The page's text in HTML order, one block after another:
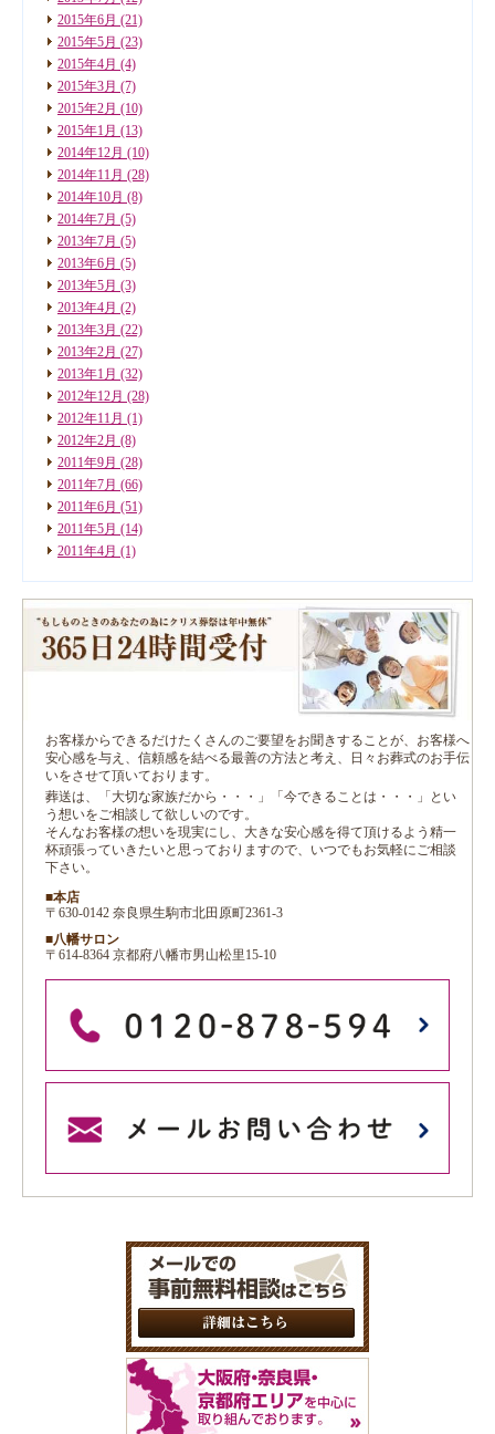
2015年6月 (21)
2015年5月 (23)
2015年4月 (4)
2015年3月 (7)
2015年2月 (10)
2015年1月 (13)
2014年12月 (10)
2014年11月 (28)
2014年10月 (8)
2014年7月 (5)
2013年7月 (5)
2013年6月 (5)
2013年5月 (3)
2013年4月 (2)
2013年3月 (22)
2013年2月 (27)
2013年1月 (32)
2012年12月 (28)
2012年11月 (1)
2012年2月 (8)
2011年9月 (28)
2011年7月 (66)
2011年6月 (51)
2011年5月 (14)
2011年4月 (1)
お客様からできるだけたくさんのご要望をお聞きすることが、お客様へ
安心感を与え、信頼感を結べる最善の方法と考え、日々お葬式のお手伝
いをさせて頂いております。
葬送は、「大切な家族だから・・・」「今できることは・・・」とい
う想いをご相談して欲しいのです。
そんなお客様の想いを現実にし、大きな安心感を得て頂けるよう精一
杯頑張っていきたいと思っておりますので、いつでもお気軽にご相談
下さい。
■本店
〒630-0142 奈良県生駒市北田原町2361-3
■八幡サロン
〒614-8364 京都府八幡市男山松里15-10